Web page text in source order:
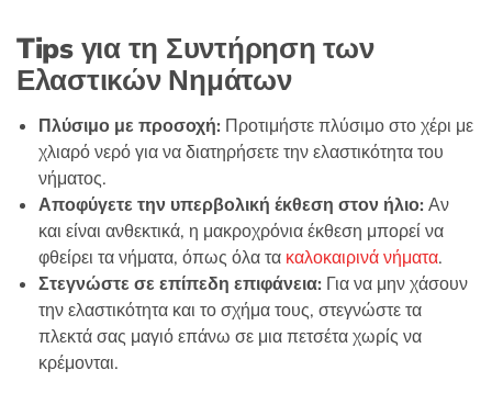
Tips για τη Συντήρηση των
Ελαστικών Νημάτων
Πλύσιμο με προσοχή: Προτιμήστε πλύσιμο στο χέρι με
χλιαρό νερό για να διατηρήσετε την ελαστικότητα του
νήματος.
Αποφύγετε την υπερβολική έκθεση στον ήλιο: Αν
και είναι ανθεκτικά, η μακροχρόνια έκθεση μπορεί να
φθείρει τα νήματα, όπως όλα τα καλοκαιρινά νήματα.
Στεγνώστε σε επίπεδη επιφάνεια: Για να μην χάσουν
την ελαστικότητα και το σχήμα τους, στεγνώστε τα
πλεκτά σας μαγιό επάνω σε μια πετσέτα χωρίς να
κρέμονται.